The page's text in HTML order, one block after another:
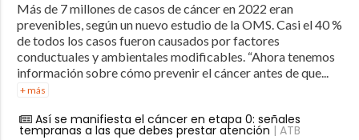
Más de 7 millones de casos de cáncer en 2022 eran
prevenibles, según un nuevo estudio de la OMS. Casi el 40 %
de todos los casos fueron causados por factores
conductuales y ambientales modificables. “Ahora tenemos
información sobre cómo prevenir el cáncer antes de que...
+ más
Así se manifiesta el cáncer en etapa 0: señales
tempranas a las que debes prestar atención | ATB